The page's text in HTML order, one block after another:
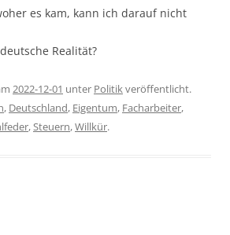
es kam, kann ich darauf nicht
Realität?
2022-12-01 unter Politikveröffentlicht.
, Deutschland, Eigentum, Facharbeiter,
,Steuern,Willkür.